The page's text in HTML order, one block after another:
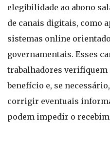
elegibilidade ao abono
de canais digitais, como
sistemas online
governamentais. Esses
trabalhadores verifiquem
benefício e, se
corrigir eventuais
podem impedir o